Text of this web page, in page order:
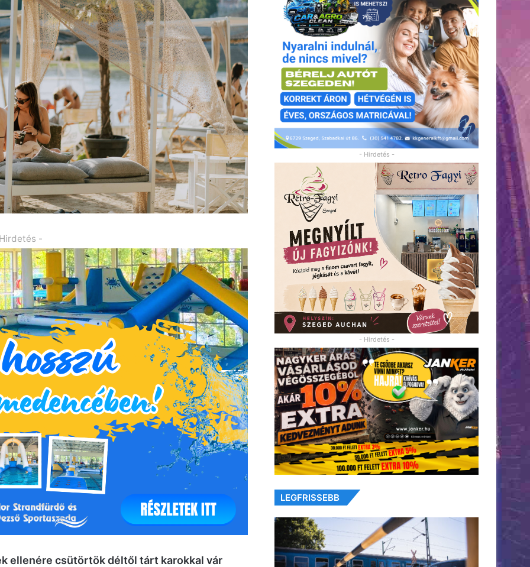
-
ellenére csütörtök déltől tárt karokkal vár
- Hirdetés -
- Hirdetés -
LEGFRISSEBB